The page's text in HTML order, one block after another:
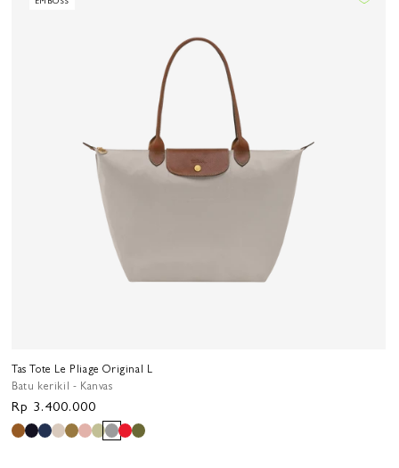
EMBOSS
Tas Tote Le Pliage Original L
Batu kerikil - Kanvas
Harga
reguler
Rp 3.400.000